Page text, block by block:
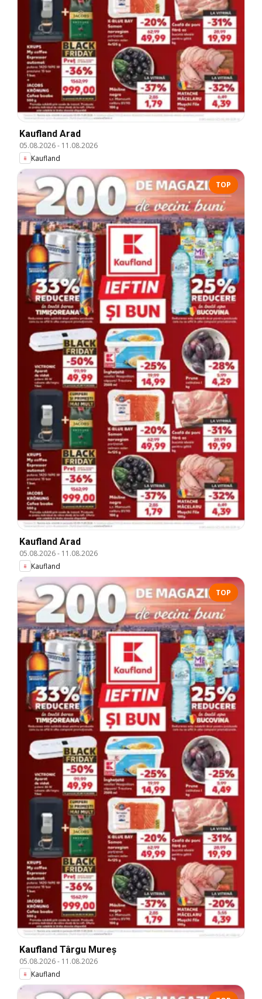
Kaufland Arad
05.08.2026- 11.08.2026
Kaufland
TOP
Kaufland Arad
05.08.2026- 11.08.2026
Kaufland
TOP
Kaufland Târgu Mureș
05.08.2026- 11.08.2026
Kaufland